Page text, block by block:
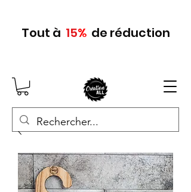
Tout à 15%de réduction